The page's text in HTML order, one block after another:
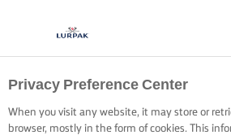
Privacy Preference Center
When you visit any website, it may store or
browser, mostly in the form of cookies. This